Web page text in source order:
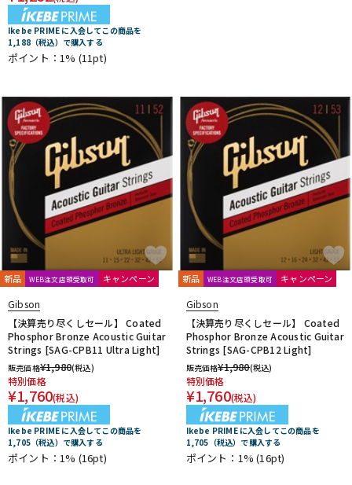
Ikebe PRIME に入会してこの商品を
1,188（税込）で購入する
ポイント：1% (11pt)
新品 WEB注文店頭受取可 キャンペーン
Gibson
【決算売り尽くしセール】 Coated
Phosphor Bronze Acoustic Guitar
Strings [SAG-CPB11 Ultra Light]
販売価格¥1,980(税込)
特別価格
¥1,760(税込)
Ikebe PRIME に入会してこの商品を
1,705（税込）で購入する
ポイント：1% (16pt)
新品 WEB注文店頭受取可 キャンペーン
Gibson
【決算売り尽くしセール】 Coated
Phosphor Bronze Acoustic Guitar
Strings [SAG-CPB12 Light]
販売価格¥1,980(税込)
特別価格
¥1,760(税込)
Ikebe PRIME に入会してこの商品を
1,705（税込）で購入する
ポイント：1%(16pt)